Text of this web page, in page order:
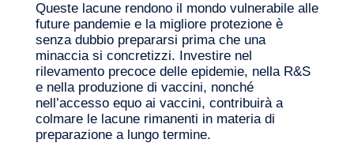
Queste lacune rendono il mondo vulnerabile alle
future pandemie e la migliore protezione è
senza dubbio prepararsi prima che una
minaccia si concretizzi. Investire nel
rilevamento precoce delle epidemie, nella R&S
e nella produzione di vaccini, nonché
nell’accesso equo ai vaccini, contribuirà a
colmare le lacune rimanenti in materia di
preparazione a lungo termine.